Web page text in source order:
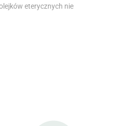
eterycznych nie